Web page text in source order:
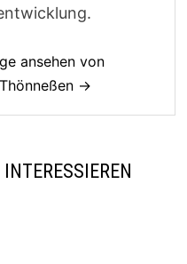
ansehen von
→